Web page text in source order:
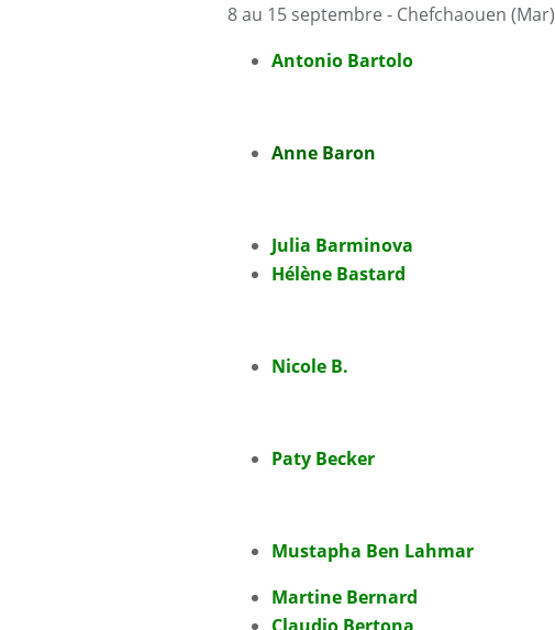
8 au 15 septembre - Chefchaouen (Mar)
Antonio Bartolo
Anne Baron
Julia Barminova
Hélène Bastard
Nicole B.
Paty Becker
Mustapha Ben Lahmar
Martine Bernard